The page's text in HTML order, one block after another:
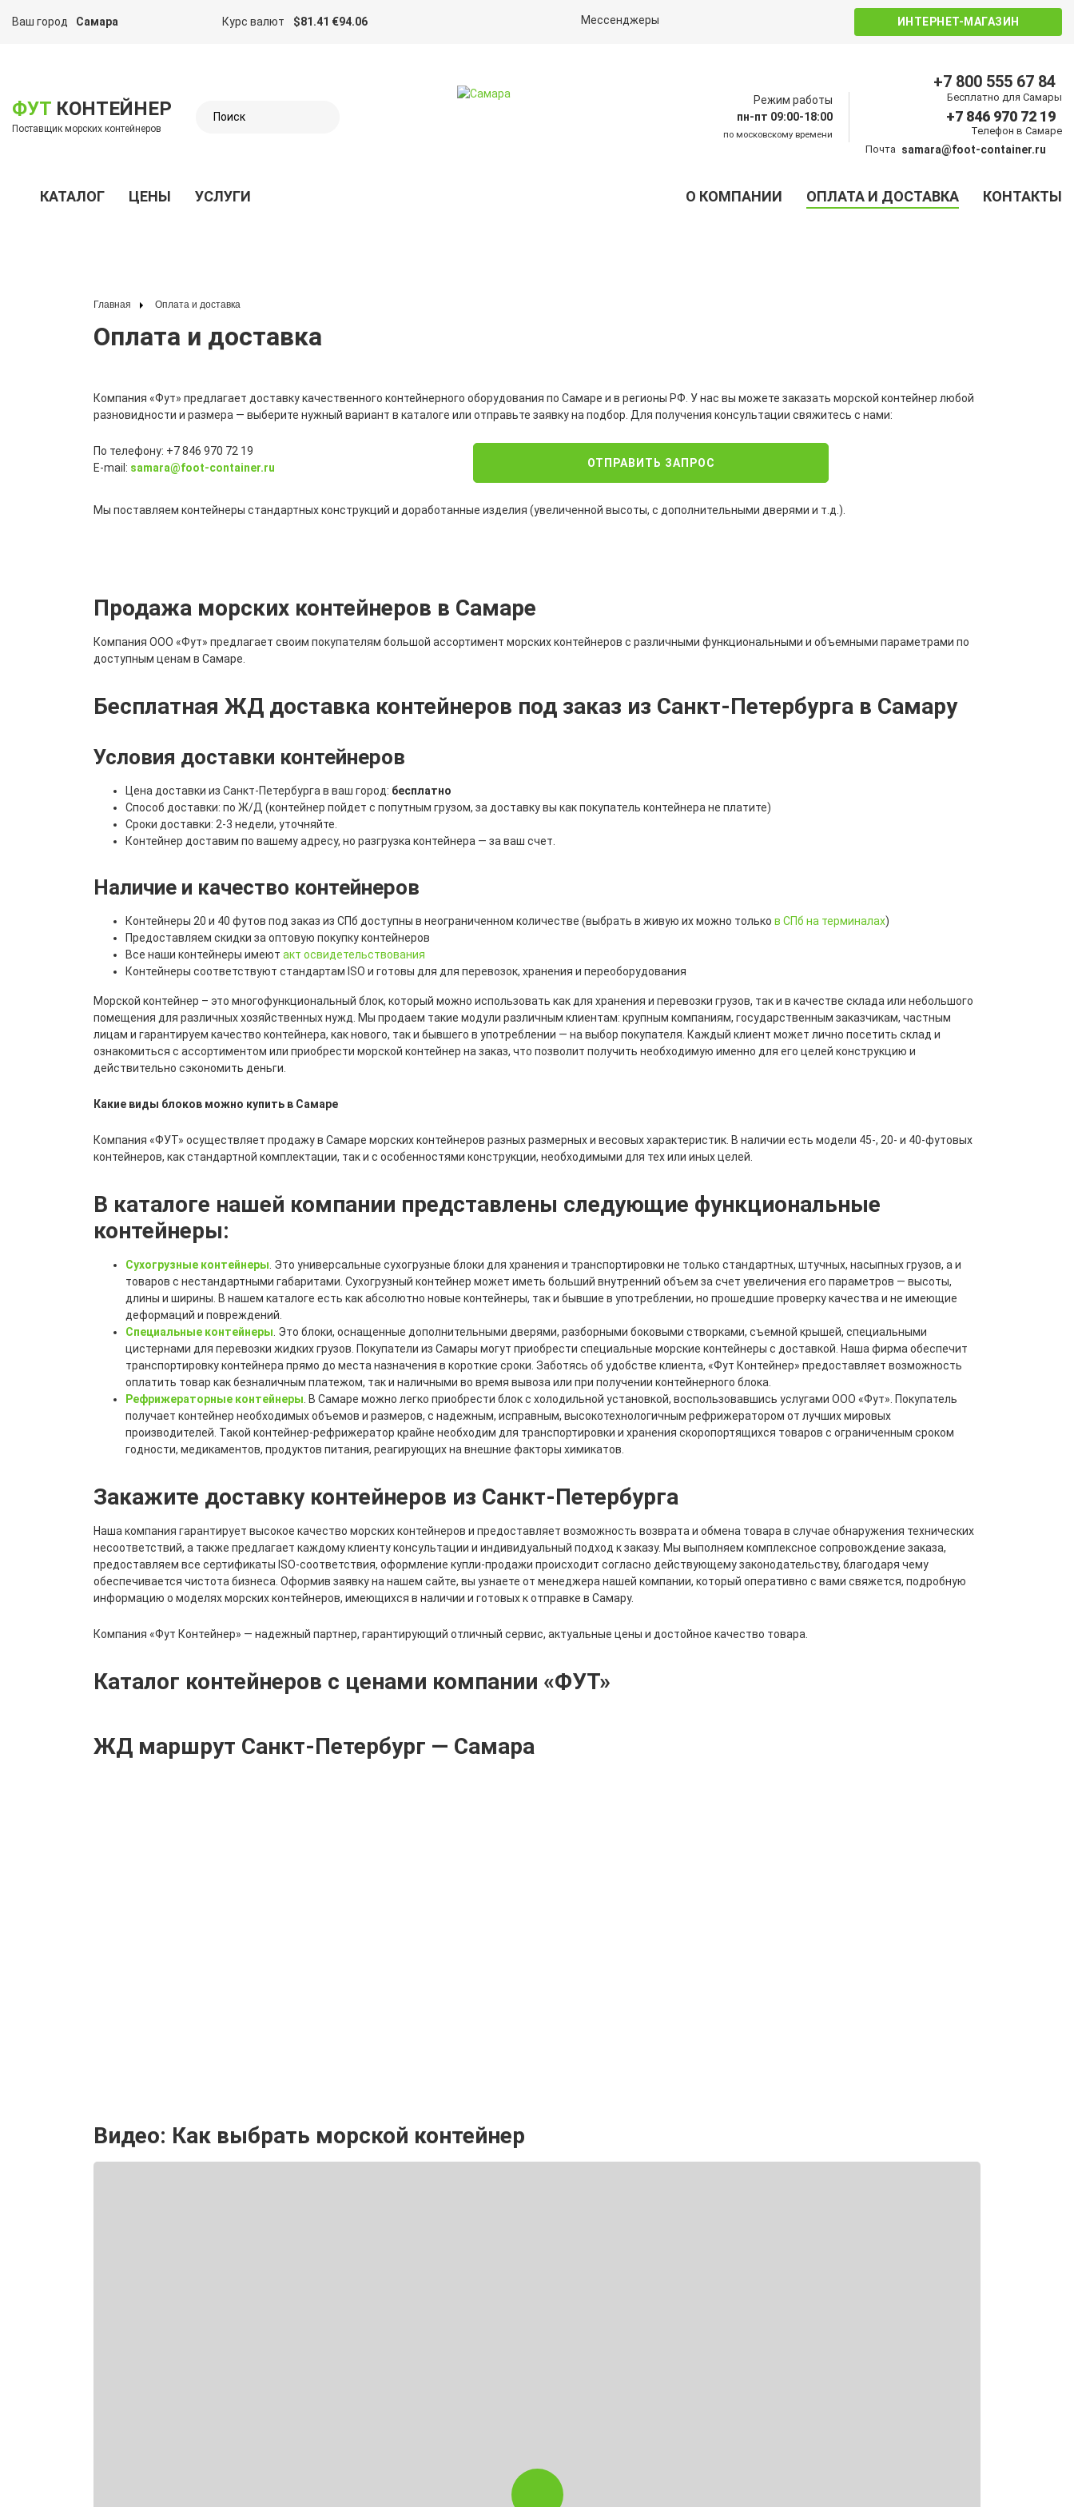
Ваш город Самара Курс валют $81.41 €94.06 Мессенджеры ИНТЕРНЕТ-МАГАЗИН
ФУТ КОНТЕЙНЕР
Поставщик морских контейнеров
Режим работы
пн-пт 09:00-18:00
по московскому времени
Бесплатно для Самары
+7 800 555 67 84
Телефон в Самаре
+7 846 970 72 19
Почта samara@foot-container.ru
КАТАЛОГ ЦЕНЫ УСЛУГИ О КОМПАНИИ ОПЛАТА И ДОСТАВКА КОНТАКТЫ
Главная Оплата и доставка
Оплата и доставка
Компания «Фут» предлагает доставку качественного контейнерного оборудования по Самаре и в регионы РФ. У нас вы можете заказать морской контейнер любой
разновидности и размера — выберите нужный вариант в каталоге или отправьте заявку на подбор. Для получения консультации свяжитесь с нами:
По телефону: +7 846 970 72 19
E-mail: samara@foot-container.ru ОТПРАВИТЬ ЗАПРОС
Мы поставляем контейнеры стандартных конструкций и доработанные изделия (увеличенной высоты, с дополнительными дверями и т.д.).
Продажа морских контейнеров в Самаре
Компания ООО «Фут» предлагает своим покупателям большой ассортимент морских контейнеров с различными функциональными и объемными параметрами по
доступным ценам в Самаре.
Бесплатная ЖД доставка контейнеров под заказ из Санкт-Петербурга в Самару
Условия доставки контейнеров
Цена доставки из Санкт-Петербурга в ваш город: бесплатно
Способ доставки: по Ж/Д (контейнер пойдет с попутным грузом, за доставку вы как покупатель контейнера не платите)
Сроки доставки: 2-3 недели, уточняйте.
Контейнер доставим по вашему адресу, но разгрузка контейнера — за ваш счет.
Наличие и качество контейнеров
Контейнеры 20 и 40 футов под заказ из СПб доступны в неограниченном количестве (выбрать в живую их можно только в СПб на терминалах)
Предоставляем скидки за оптовую покупку контейнеров
Все наши контейнеры имеют акт освидетельствования
Контейнеры соответствуют стандартам ISO и готовы для для перевозок, хранения и переоборудования
Морской контейнер – это многофункциональный блок, который можно использовать как для хранения и перевозки грузов, так и в качестве склада или небольшого
помещения для различных хозяйственных нужд. Мы продаем такие модули различным клиентам: крупным компаниям, государственным заказчикам, частным
лицам и гарантируем качество контейнера, как нового, так и бывшего в употреблении — на выбор покупателя. Каждый клиент может лично посетить склад и
ознакомиться с ассортиментом или приобрести морской контейнер на заказ, что позволит получить необходимую именно для его целей конструкцию и
действительно сэкономить деньги.
Какие виды блоков можно купить в Самаре
Компания «ФУТ» осуществляет продажу в Самаре морских контейнеров разных размерных и весовых характеристик. В наличии есть модели 45-, 20- и 40-футовых
контейнеров, как стандартной комплектации, так и с особенностями конструкции, необходимыми для тех или иных целей.
В каталоге нашей компании представлены следующие функциональные
контейнеры:
Сухогрузные контейнеры . Это универсальные сухогрузные блоки для хранения и транспортировки не только стандартных, штучных, насыпных грузов, а и
товаров с нестандартными габаритами. Сухогрузный контейнер может иметь больший внутренний объем за счет увеличения его параметров — высоты,
длины и ширины. В нашем каталоге есть как абсолютно новые контейнеры, так и бывшие в употреблении, но прошедшие проверку качества и не имеющие
деформаций и повреждений.
Специальные контейнеры . Это блоки, оснащенные дополнительными дверями, разборными боковыми створками, съемной крышей, специальными
цистернами для перевозки жидких грузов. Покупатели из Самары могут приобрести специальные морские контейнеры с доставкой. Наша фирма обеспечит
транспортировку контейнера прямо до места назначения в короткие сроки. Заботясь об удобстве клиента, «Фут Контейнер» предоставляет возможность
оплатить товар как безналичным платежом, так и наличными во время вывоза или при получении контейнерного блока.
Рефрижераторные контейнеры . В Самаре можно легко приобрести блок с холодильной установкой, воспользовавшись услугами ООО «Фут». Покупатель
получает контейнер необходимых объемов и размеров, с надежным, исправным, высокотехнологичным рефрижератором от лучших мировых
производителей. Такой контейнер-рефрижератор крайне необходим для транспортировки и хранения скоропортящихся товаров с ограниченным сроком
годности, медикаментов, продуктов питания, реагирующих на внешние факторы химикатов.
Закажите доставку контейнеров из Санкт-Петербурга
Наша компания гарантирует высокое качество морских контейнеров и предоставляет возможность возврата и обмена товара в случае обнаружения технических
несоответствий, а также предлагает каждому клиенту консультации и индивидуальный подход к заказу. Мы выполняем комплексное сопровождение заказа,
предоставляем все сертификаты ISO-соответствия, оформление купли-продажи происходит согласно действующему законодательству, благодаря чему
обеспечивается чистота бизнеса. Оформив заявку на нашем сайте, вы узнаете от менеджера нашей компании, который оперативно с вами свяжется, подробную
информацию о моделях морских контейнеров, имеющихся в наличии и готовых к отправке в Самару.
Компания «Фут Контейнер» — надежный партнер, гарантирующий отличный сервис, актуальные цены и достойное качество товара.
Каталог контейнеров с ценами компании «ФУТ»
ЖД маршрут Санкт-Петербург — Самара
Видео: Как выбрать морской контейнер